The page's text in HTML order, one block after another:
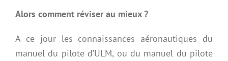
Alors comment réviser au mieux ?
A ce jour les connaissances aéronautiques du
manuel du pilote d’ULM, ou du manuel du pilote